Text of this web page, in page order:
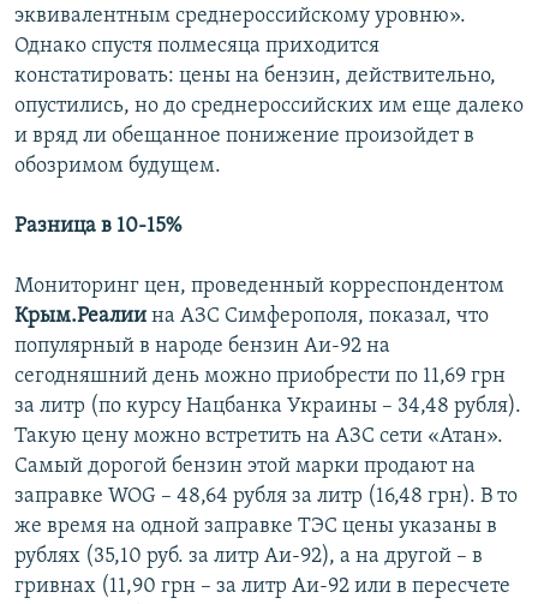
эквивалентным среднероссийскому уровню».
Однако спустя полмесяца приходится
констатировать: цены на бензин, действительно,
опустились, но до среднероссийских им еще далеко
и вряд ли обещанное понижение произойдет в
обозримом будущем.
Разница в 10-15%
Мониторинг цен, проведенный корреспондентом
Крым.Реалии на АЗС Симферополя, показал, что
популярный в народе бензин Аи-92 на
сегодняшний день можно приобрести по 11,69 грн
за литр (по курсу Нацбанка Украины – 34,48 рубля).
Такую цену можно встретить на АЗС сети «Атан».
Самый дорогой бензин этой марки продают на
заправке WOG – 48,64 рубля за литр (16,48 грн). В то
же время на одной заправке TЭС цены указаны в
рублях (35,10 руб. за литр Аи-92), а на другой – в
гривнах (11,90 грн – за литр Аи-92 или в пересчете